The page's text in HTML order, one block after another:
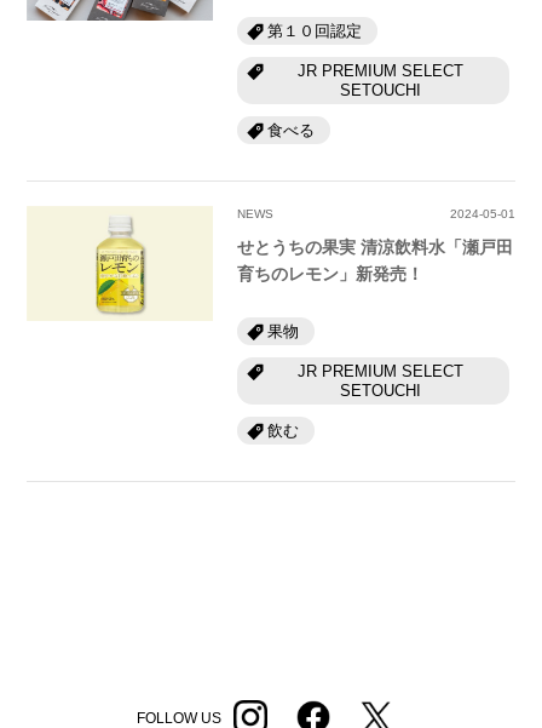
第１０回認定
JR PREMIUM SELECT
SETOUCHI
食べる
NEWS 2024-05-01
せとうちの果実 清涼飲料水「瀬戸田
育ちのレモン」新発売！
果物
JR PREMIUM SELECT
SETOUCHI
飲む
FOLLOW US